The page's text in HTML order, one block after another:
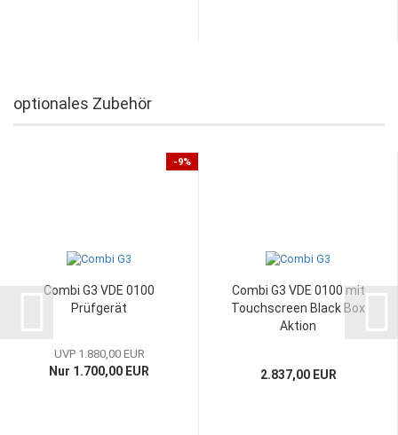
optionales Zubehör
-9%
Combi G3 VDE 0100
Prüfgerät
UVP 1.880,00 EUR
Nur 1.700,00 EUR
Combi G3 VDE 0100 mit
Touchscreen Black Box
Aktion
2.837,00 EUR